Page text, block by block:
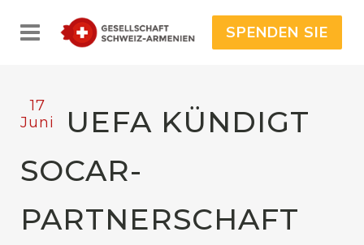
SPENDEN SIE
17
Juni
UEFA KÜNDIGT
SOCAR-
PARTNERSCHAFT